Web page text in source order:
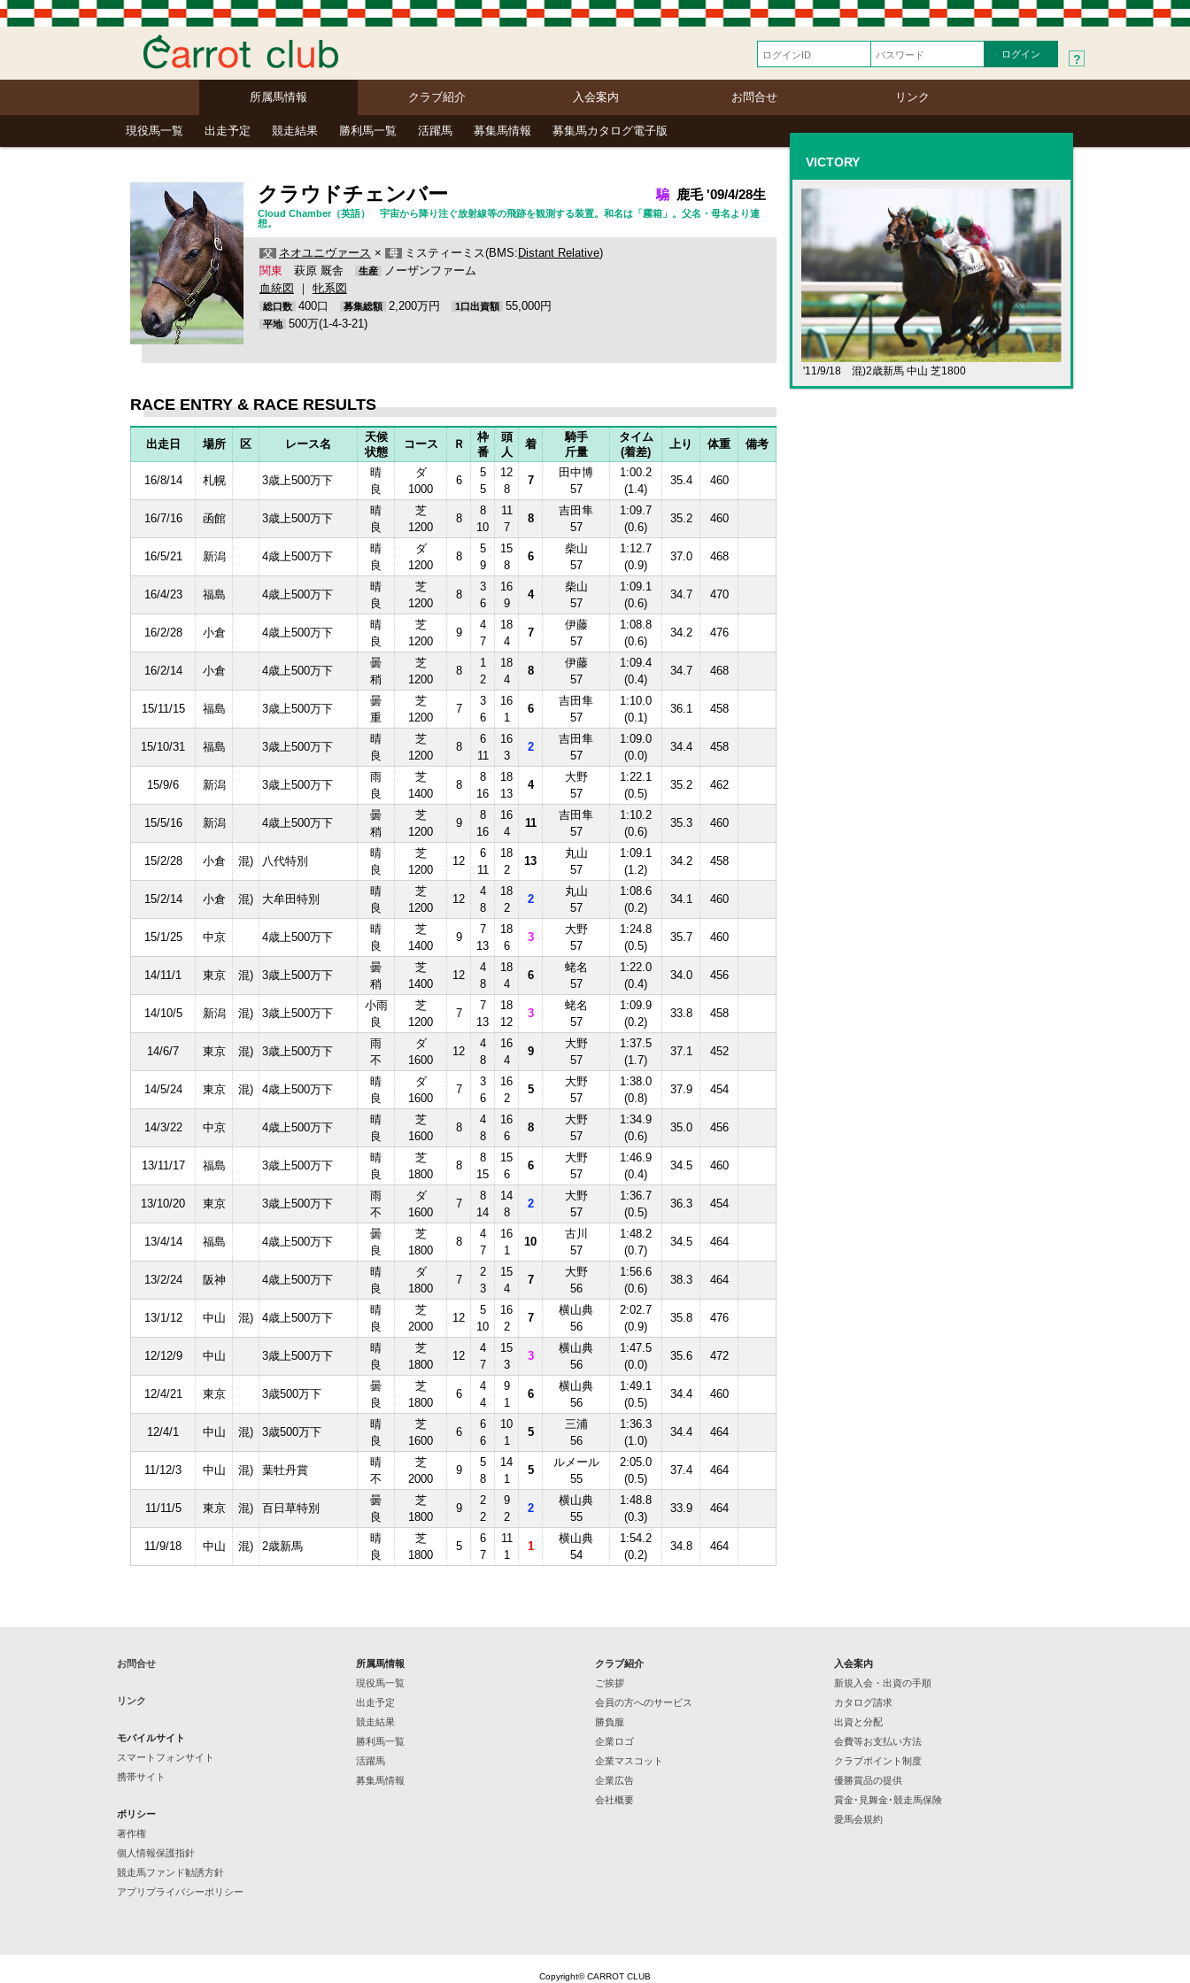
?
所属馬情報 クラブ紹介 入会案内 お問合せ リンク
現役馬一覧 出走予定 競走結果 勝利馬一覧 活躍馬 募集馬情報 募集馬カタログ電子版
クラウドチェンバー 騸 鹿毛 '09/4/28生
Cloud Chamber（英語） 宇宙から降り注ぐ放射線等の飛跡を観測する装置。和名は「霧箱」。父名・母名より連
想。
父 ネオユニヴァース × 母 ミスティーミス(BMS: Distant Relative)
関東 萩原 厩舎 生産
ノーザンファーム
血統図
｜ 牝系図
総口数 400口 募集総額 2,200万円 1口出資額 55,000円
平地 500万(1-4-3-21)
RACE ENTRY & RACE RESULTS
出走日 場所 区 レース名
天候
状態
コース Ｒ
枠
番
頭
人
着
騎手
斤量
タイム
(着差)
上り 体重 備考
16/8/14 札幌 3歳上500万下
晴
良
ダ
1000
6
5
5
12
8
7
田中博
57
1:00.2
(1.4)
35.4 460
16/7/16 函館 3歳上500万下
晴
良
芝
1200
8
8
10
11
7
8
吉田隼
57
1:09.7
(0.6)
35.2 460
16/5/21 新潟 4歳上500万下
晴
良
ダ
1200
8
5
9
15
8
6
柴山
57
1:12.7
(0.9)
37.0 468
16/4/23 福島 4歳上500万下
晴
良
芝
1200
8
3
6
16
9
4
柴山
57
1:09.1
(0.6)
34.7 470
16/2/28 小倉 4歳上500万下
晴
良
芝
1200
9
4
7
18
4
7
伊藤
57
1:08.8
(0.6)
34.2 476
16/2/14 小倉 4歳上500万下
曇
稍
芝
1200
8
1
2
18
4
8
伊藤
57
1:09.4
(0.4)
34.7 468
15/11/15 福島 3歳上500万下
曇
重
芝
1200
7
3
6
16
1
6
吉田隼
57
1:10.0
(0.1)
36.1 458
15/10/31 福島 3歳上500万下
晴
良
芝
1200
8
6
11
16
3
2
吉田隼
57
1:09.0
(0.0)
34.4 458
15/9/6 新潟 3歳上500万下
雨
良
芝
1400
8
8
16
18
13
4
大野
57
1:22.1
(0.5)
35.2 462
15/5/16 新潟 4歳上500万下
曇
稍
芝
1200
9
8
16
16
4
11
吉田隼
57
1:10.2
(0.6)
35.3 460
15/2/28 小倉 混) 八代特別
晴
良
芝
1200
12
6
11
18
2
13
丸山
57
1:09.1
(1.2)
34.2 458
15/2/14 小倉 混) 大牟田特別
晴
良
芝
1200
12
4
8
18
2
2
丸山
57
1:08.6
(0.2)
34.1 460
15/1/25 中京 4歳上500万下
晴
良
芝
1400
9
7
13
18
6
3
大野
57
1:24.8
(0.5)
35.7 460
14/11/1 東京 混) 3歳上500万下
曇
稍
芝
1400
12
4
8
18
4
6
蛯名
57
1:22.0
(0.4)
34.0 456
14/10/5 新潟 混) 3歳上500万下
小雨
良
芝
1200
7
7
13
18
12
3
蛯名
57
1:09.9
(0.2)
33.8 458
14/6/7 東京 混) 3歳上500万下
雨
不
ダ
1600
12
4
8
16
4
9
大野
57
1:37.5
(1.7)
37.1 452
14/5/24 東京 混) 4歳上500万下
晴
良
ダ
1600
7
3
6
16
2
5
大野
57
1:38.0
(0.8)
37.9 454
14/3/22 中京 4歳上500万下
晴
良
芝
1600
8
4
8
16
6
8
大野
57
1:34.9
(0.6)
35.0 456
13/11/17 福島 3歳上500万下
晴
良
芝
1800
8
8
15
15
6
6
大野
57
1:46.9
(0.4)
34.5 460
13/10/20 東京 3歳上500万下
雨
不
ダ
1600
7
8
14
14
8
2
大野
57
1:36.7
(0.5)
36.3 454
13/4/14 福島 4歳上500万下
曇
良
芝
1800
8
4
7
16
1
10
古川
57
1:48.2
(0.7)
34.5 464
13/2/24 阪神 4歳上500万下
晴
良
ダ
1800
7
2
3
15
4
7
大野
56
1:56.6
(0.6)
38.3 464
13/1/12 中山 混) 4歳上500万下
晴
良
芝
2000
12
5
10
16
2
7
横山典
56
2:02.7
(0.9)
35.8 476
12/12/9 中山 3歳上500万下
晴
良
芝
1800
12
4
7
15
3
3
横山典
56
1:47.5
(0.0)
35.6 472
12/4/21 東京 3歳500万下
曇
良
芝
1800
6
4
4
9
1
6
横山典
56
1:49.1
(0.5)
34.4 460
12/4/1 中山 混) 3歳500万下
晴
良
芝
1600
6
6
6
10
1
5
三浦
56
1:36.3
(1.0)
34.4 464
11/12/3 中山 混) 葉牡丹賞
晴
不
芝
2000
9
5
8
14
1
5
ルメール
55
2:05.0
(0.5)
37.4 464
11/11/5 東京 混) 百日草特別
曇
良
芝
1800
9
2
2
9
2
2
横山典
55
1:48.8
(0.3)
33.9 464
11/9/18 中山 混) 2歳新馬
晴
良
芝
1800
5
6
7
11
1
1
横山典
54
1:54.2
(0.2)
34.8 464
VICTORY
'11/9/18 混)2歳新馬 中山 芝1800
お問合せ
リンク
モバイルサイト
スマートフォンサイト
携帯サイト
ポリシー
著作権
個人情報保護指針
競走馬ファンド勧誘方針
アプリプライバシーポリシー
所属馬情報
現役馬一覧
出走予定
競走結果
勝利馬一覧
活躍馬
募集馬情報
クラブ紹介
ご挨拶
会員の方へのサービス
勝負服
企業ロゴ
企業マスコット
企業広告
会社概要
入会案内
新規入会・出資の手順
カタログ請求
出資と分配
会費等お支払い方法
クラブポイント制度
優勝賞品の提供
賞金･見舞金･競走馬保険
愛馬会規約
Copyright© CARROT CLUB